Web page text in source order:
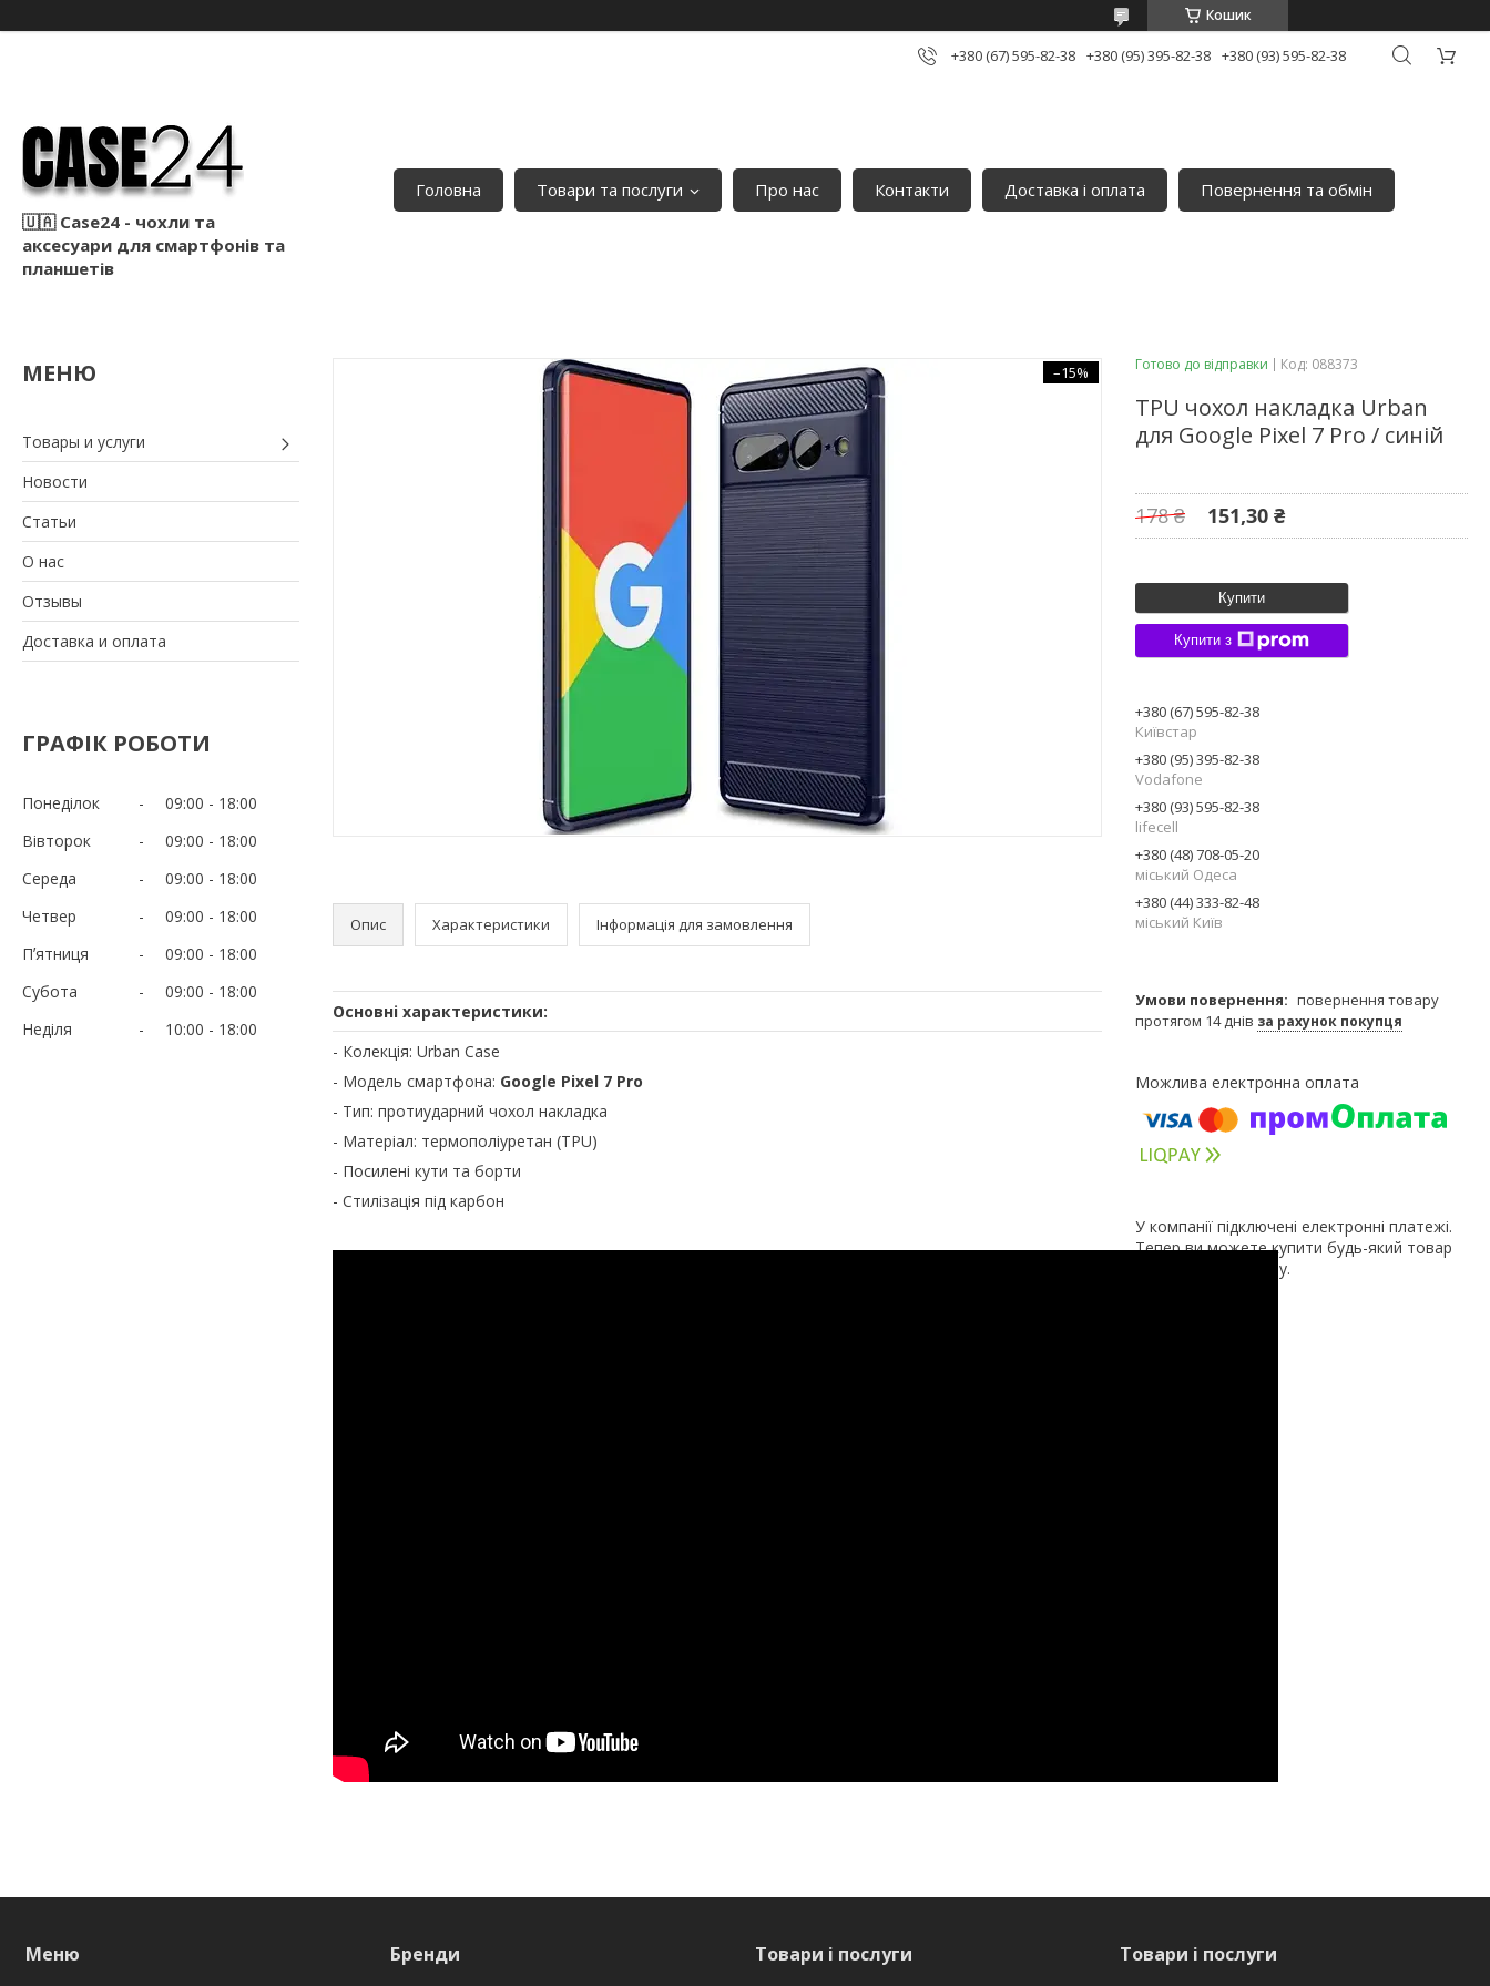
Кошик
+380 (67) 595-82-38 +380 (95) 395-82-38 +380 (93) 595-82-38
🇺🇦 Case24 - чохли та
аксесуари для смартфонів та
планшетів
Головна Товари та послуги Про нас Контакти Доставка і оплата Повернення та обмін
Товары и услуги
Новости
Статьи
О нас
Отзывы
Доставка и оплата
ГРАФІК РОБОТИ
Понеділок 09:00
18:00
Вівторок
09:00
18:00
Середа
09:00
18:00
Четвер
09:00
18:00
Пʼятниця
09:00
18:00
Субота
09:00
18:00
Неділя
10:00 18:00
–15%
Опис Характеристики Інформація для замовлення
Основні характеристики:
- Колекція: Urban Case
- Модель смартфона: Google Pixel 7 Pro
- Тип: протиударний чохол накладка
- Матеріал: термополіуретан (TPU)
- Посилені кути та борти
- Стилізація під карбон
Готово до відправки Код: 088373
TPU чохол накладка Urban
для Google Pixel 7 Pro / синій
178 ₴ 151,30 ₴
Купити
Купити з
+380 (67) 595-82-38
Київстар
+380 (95) 395-82-38
Vodafone
+380 (93) 595-82-38
lifecell
+380 (48) 708-05-20
міський Одеса
+380 (44) 333-82-48
міський Київ
повернення товару
протягом 14 днів за рахунок покупця
У компанії підключені електронні платежі.
Тепер ви можете купити будь-який товар
не покидаючи сайту.
Меню Бренди Товари і послуги Товари і послуги